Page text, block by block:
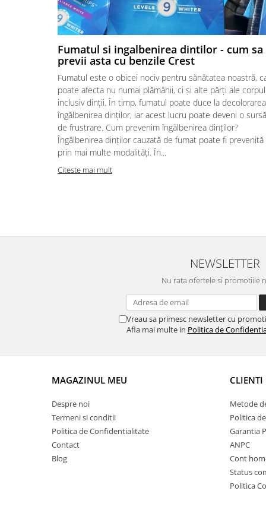
Fumatul si ingalbenirea dintilor - cum sa
previi asta cu benzile Crest
Fumatul este o obicei nociv pentru sănătatea noastră,
poate afecta nu numai plămânii, ci și alte părți ale
inclusiv dinții. În timp, fumatul poate duce la
îngălbenirea dinților, iar acest lucru poate deveni o sursă
de frustrare. Cum prevenim îngălbenirea dinților?
Îngălbenirea dinților cauzată de fumat poate fi prevenită
prin mai multe modalități. În...
Citeste mai mult
NEWSLETTER
Nu rata ofertele si promotiile
Vreau sa primesc newsletter cu
Afla mai multe in Politica de
MAGAZINUL MEU
Despre noi
Termeni si conditii
Politica de Confidentialitate
Contact
Blog
CLIENTI
Metode
Politica
Garantia
ANPC
Cont
Status
Politica